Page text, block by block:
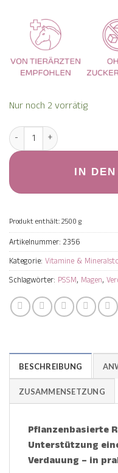
Nur noch 2 vorrätig
Gastro Komplex 2.500 g
IN
Produkt enthält: 2500 g
Artikelnummer: 2356
Kategorie: Vitamine &
Schlagwörter: PSSM, Magen,
BESCHREIBUNG
ZUSAMMENSETZUNG
Pflanzenbasierte
Unterstützung
Verdauung – in